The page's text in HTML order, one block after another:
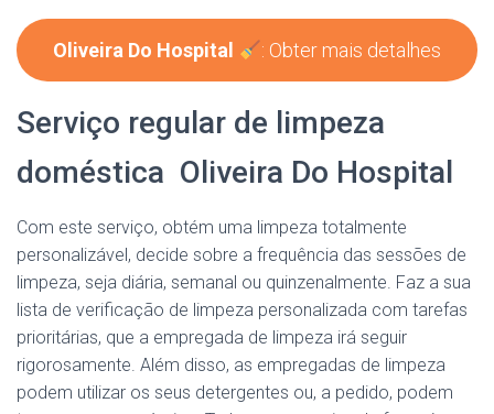
Oliveira Do Hospital : Obter mais detalhes
Serviço regular de limpeza
doméstica Oliveira Do Hospital
Com este serviço, obtém uma limpeza totalmente
personalizável, decide sobre a frequência das sessões de
limpeza, seja diária, semanal ou quinzenalmente. Faz a sua
lista de verificação de limpeza personalizada com tarefas
prioritárias, que a empregada de limpeza irá seguir
rigorosamente. Além disso, as empregadas de limpeza
podem utilizar os seus detergentes ou, a pedido, podem